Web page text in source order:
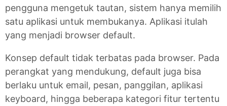
pengguna mengetuk tautan, sistem hanya memilih
satu aplikasi untuk membukanya. Aplikasi itulah
yang menjadi browser default.
Konsep default tidak terbatas pada browser. Pada
perangkat yang mendukung, default juga bisa
berlaku untuk email, pesan, panggilan, aplikasi
keyboard, hingga beberapa kategori fitur tertentu